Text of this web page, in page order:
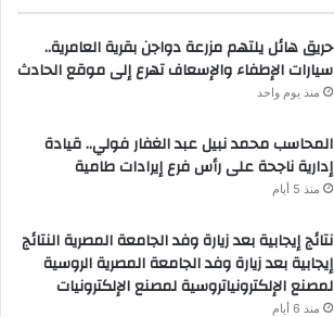
حريق هائل يلتهم مزرعة دواجن بقرية العامرية..
سيارات الإطفاء والإسعاف تهرع إلى موقع الحادث
منذ يوم واحد
المحاسب محمد نبيل عبد الغفار فولي.. قيادة
إدارية ناجحة على رأس فرع إيرادات طامية
منذ 5 أيام
نتائج إيجابية بعد زيارة وفد الجامعة المصرية النتائج
إيجابية بعد زيارة وفد الجامعة المصرية الروسية
لمصنع الإلكترونياتروسية لمصنع الإلكترونيات
منذ 6 أيام